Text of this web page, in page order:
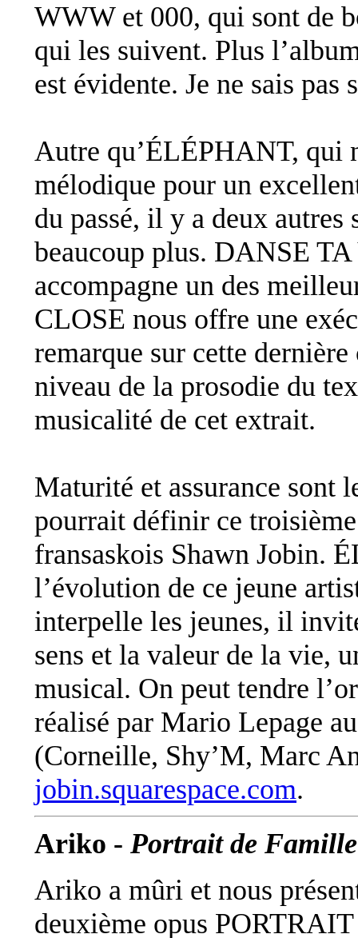
WWW et 000, qui sont de
qui les suivent. Plus
est évidente. Je ne sais pas
Autre qu’ÉLÉPHANT, qui
mélodique pour un
du passé, il y a deux autres
beaucoup plus. DANSE
accompagne un des
CLOSE nous offre une
remarque sur cette
niveau de la prosodie du
musicalité de cet extrait.
Maturité et assurance sont
pourrait définir ce
fransaskois Shawn Jobin.
l’évolution de ce jeune
interpelle les jeunes, il
sens et la valeur de la vie,
musical. On peut tendre
réalisé par Mario Lepage
(Corneille, Shy’M, Marc
jobin.squarespace.com.
Ariko - Portrait de Famille
Ariko a mûri et nous
deuxième opus